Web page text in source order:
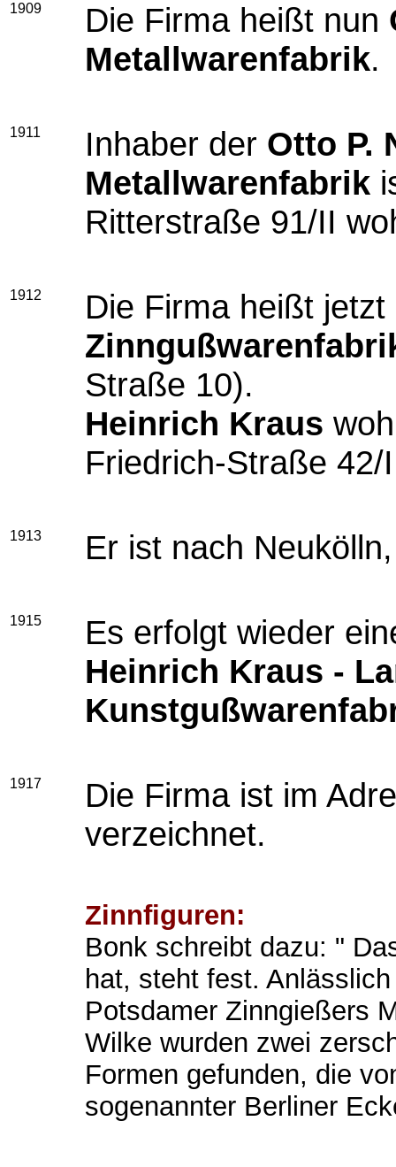
1909 Die Firma heißt nun
Metallwarenfabrik.
1911 Inhaber der Otto P.
Metallwarenfabrik
Ritterstraße 91/II
1912 Die Firma heißt jetzt
Straße 10).
Heinrich Kraus
Friedrich-Straße 42/
1913 Er ist nach
1915
Es erfolgt wieder
Heinrich Kraus -
1917
Die Firma ist im
verzeichnet.
Zinnfiguren:
Bonk schreibt dazu: "
hat, steht fest.
Potsdamer Zinngießers
Wilke wurden zwei
Formen gefunden, die
sogenannter Berliner